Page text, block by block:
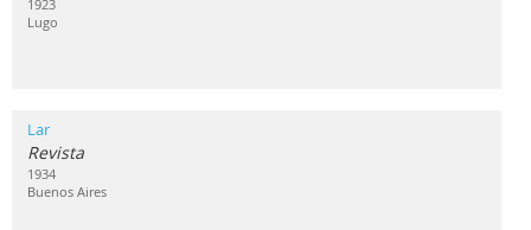
1923
Lugo
Lar
Revista
1934
Buenos Aires